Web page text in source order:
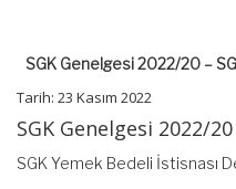
SGK Genelgesi 2022/20 –
Tarih: 23 Kasım 2022
SGK Genelgesi 2022/20
SGK Yemek Bedeli İstisnası